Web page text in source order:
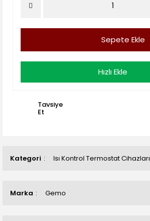
Kategori Isı Kontrol Termostat Cihazları
Marka Gemo
Sepete Ekle
Hızlı Ekle
Tavsiye
Et